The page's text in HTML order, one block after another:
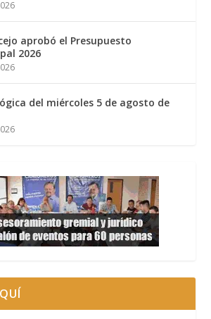
aprobó el Presupuesto
2026
del miércoles 5 de agosto de